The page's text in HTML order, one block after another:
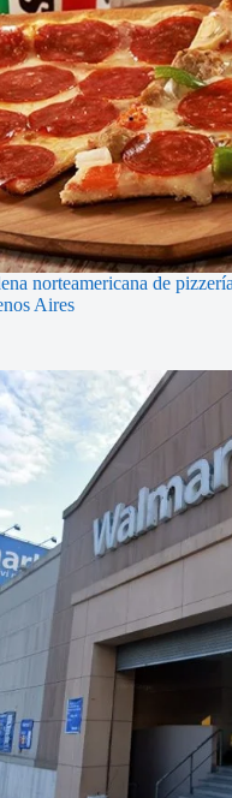
norteamericana de
Aires